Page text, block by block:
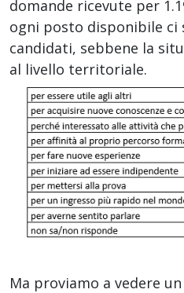
domande ricevute per
ogni posto disponibile ci
candidati, sebbene la
al livello territoriale.
Ma proviamo a vedere